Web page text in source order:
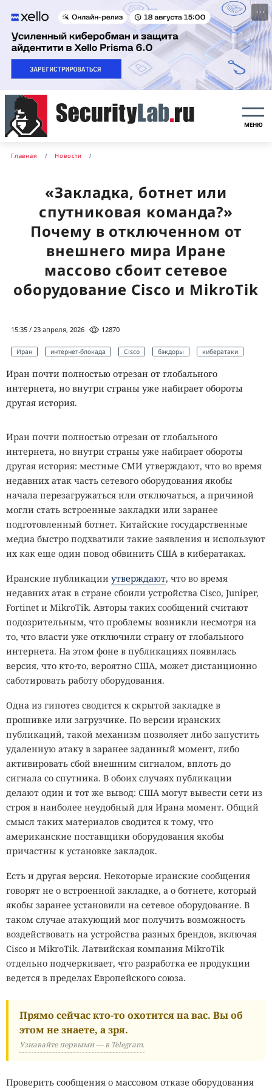
···
МЕНЮ
Главная Новости
«Закладка, ботнет или
спутниковая команда?»
Почему в отключенном от
внешнего мира Иране
массово сбоит сетевое
оборудование Cisco и MikroTik
15:35 / 23 апреля, 2026 12870
Иран интернет-блокада Cisco бэкдоры кибератаки
Иран почти полностью отрезан от глобального
интернета, но внутри страны уже набирает обороты
другая история.
Иран почти полностью отрезан от глобального
интернета, но внутри страны уже набирает обороты
другая история: местные СМИ утверждают, что во время
недавних атак часть сетевого оборудования якобы
начала перезагружаться или отключаться, а причиной
могли стать встроенные закладки или заранее
подготовленный ботнет. Китайские государственные
медиа быстро подхватили такие заявления и используют
их как еще один повод обвинить США в кибератаках.
Иранские публикации утверждают, что во время
недавних атак в стране сбоили устройства Cisco, Juniper,
Fortinet и MikroTik. Авторы таких сообщений считают
подозрительным, что проблемы возникли несмотря на
то, что власти уже отключили страну от глобального
интернета. На этом фоне в публикациях появилась
версия, что кто-то, вероятно США, может дистанционно
саботировать работу оборудования.
Одна из гипотез сводится к скрытой закладке в
прошивке или загрузчике. По версии иранских
публикаций, такой механизм позволяет либо запустить
удаленную атаку в заранее заданный момент, либо
активировать сбой внешним сигналом, вплоть до
сигнала со спутника. В обоих случаях публикации
делают один и тот же вывод: США могут вывести сети из
строя в наиболее неудобный для Ирана момент. Общий
смысл таких материалов сводится к тому, что
американские поставщики оборудования якобы
причастны к установке закладок.
Есть и другая версия. Некоторые иранские сообщения
говорят не о встроенной закладке, а о ботнете, который
якобы заранее установили на сетевое оборудование. В
таком случае атакующий мог получить возможность
воздействовать на устройства разных брендов, включая
Cisco и MikroTik. Латвийская компания MikroTik
отдельно подчеркивает, что разработка ее продукции
ведется в пределах Европейского союза.
Прямо сейчас кто-то охотится на вас. Вы об
этом не знаете, а зря.
Узнавайте первыми — в Telegram.
Проверить сообщения о массовом отказе оборудования